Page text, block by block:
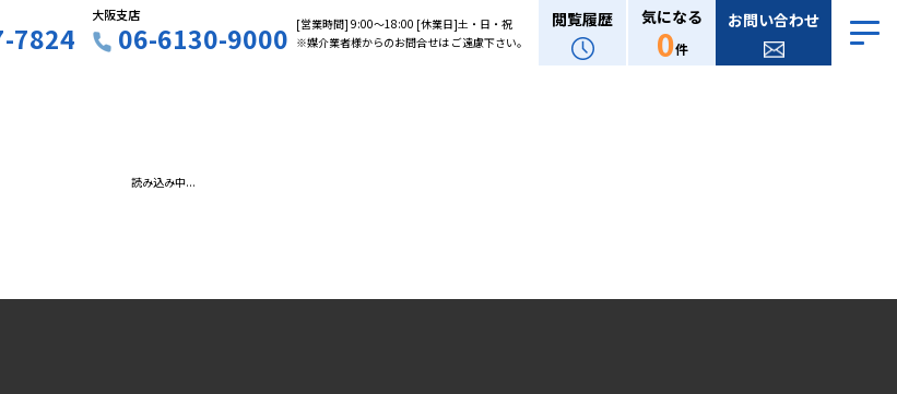
7824
大阪支店
06-6130-9000 [営業時間] 9:00〜18:00 [休業日]土・日・祝
※媒介業者様からのお問合せは ご遠慮下さい。
閲覧履歴 気になる
0件
お問い合わせ
読み込み中...